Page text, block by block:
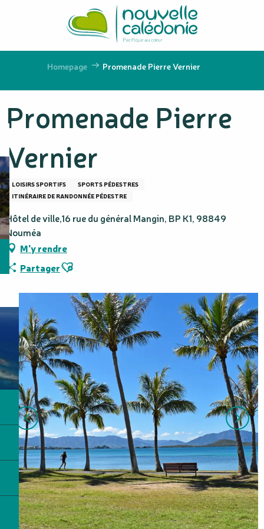
principal
Homepage Promenade Pierre Vernier
Promenade Pierre
Vernier
LOISIRS SPORTIFS
SPORTS PÉDESTRES
ITINÉRAIRE DE RANDONNÉE PÉDESTRE
Hôtel de ville,16 rue du général Mangin, BP K1, 98849
Nouméa
M'y rendre
PartagerAjouter aux favoris